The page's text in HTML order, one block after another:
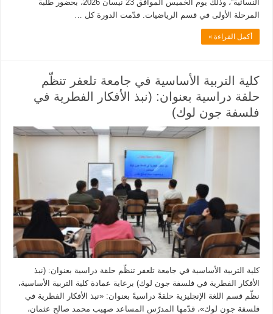
النسائية”، وذلك يوم الخميس الموافق 23 نيسان 2026، بحضور طلبة
المرحلة الأولى في قسم الرياضيات. قدّمت الدورة كل …
أكمل القراءة »
كلية التربية الأساسية في جامعة تلعفر تنظّم
حلقة دراسية بعنوان: (نبذ الأفكار الفطرية في
فلسفة جون لوك)
كلية التربية الأساسية في جامعة تلعفر تنظّم حلقة دراسية بعنوان: (نبذ
الأفكار الفطرية في فلسفة جون لوك) برعاية عمادة كلية التربية الأساسية،
نظّم قسم اللغة الإنجليزية حلقةً دراسيةً بعنوان: «نبذ الأفكار الفطرية في
فلسفة جون لوك»، قدّمها المدرّس المساعد صهيب محمد صالح عثمان،